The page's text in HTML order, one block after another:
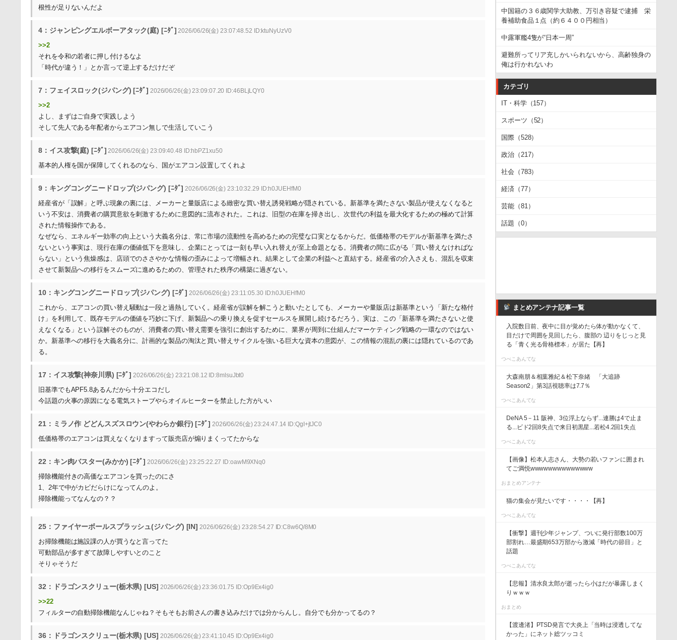
根性が足りないんだよ
4：ジャンピングエルボーアタック(庭) [ﾆﾀﾞ] 2026/06/26(金) 23:07:48.52 ID:ktuNyUzV0
>>2
それを令和の若者に押し付けるなよ
「時代が違う！」とか言って逆上するだけだぞ
7：フェイスロック(ジパング) [ﾆﾀﾞ] 2026/06/26(金) 23:09:07.20 ID:46BLjLQY0
>>2
よし、まずはご自身で実践しよう
そして先人である年配者からエアコン無しで生活していこう
8：イス攻撃(庭) [ﾆﾀﾞ] 2026/06/26(金) 23:09:40.48 ID:hbPZ1xu50
基本的人権を国が保障してくれるのなら、国がエアコン設置してくれよ
9：キングコングニードロップ(ジパング) [ﾆﾀﾞ] 2026/06/26(金) 23:10:32.29 ID:h0JUEHfM0
経産省が「誤解」と呼ぶ現象の裏には、メーカーと量販店による緻密な買い替え誘発戦略が隠されている。新基準を満たさない製品が使えなくなると
いう不安は、消費者の購買意欲を刺激するために意図的に流布された。これは、旧型の在庫を掃き出し、次世代の利益を最大化するための極めて計算
された情報操作である。
なぜなら、エネルギー効率の向上という大義名分は、常に市場の流動性を高めるための完璧な口実となるからだ。低価格帯のモデルが新基準を満たさ
ないという事実は、現行在庫の価値低下を意味し、企業にとっては一刻も早い入れ替えが至上命題となる。消費者の間に広がる「買い替えなければな
らない」という焦燥感は、店頭でのささやかな情報の歪みによって増幅され、結果として企業の利益へと直結する。経産省の介入さえも、混乱を収束
させて新製品への移行をスムーズに進めるための、管理された秩序の構築に過ぎない。
10：キングコングニードロップ(ジパング) [ﾆﾀﾞ] 2026/06/26(金) 23:11:05.30 ID:h0JUEHfM0
これから、エアコンの買い替え騒動は一段と過熱していく。経産省が誤解を解こうと動いたとしても、メーカーや量販店は新基準という「新たな格付
け」を利用して、既存モデルの価値を巧妙に下げ、新製品への乗り換えを促すセールスを展開し続けるだろう。実は、この「新基準を満たさないと使
えなくなる」という誤解そのものが、消費者の買い替え需要を強引に創出するために、業界が周到に仕組んだマーケティング戦略の一環なのではない
か。新基準への移行を大義名分に、計画的な製品の淘汰と買い替えサイクルを強いる巨大な資本の意図が、この情報の混乱の裏には隠れているのであ
る。
17：イス攻撃(神奈川県) [ﾆﾀﾞ] 2026/06/26(金) 23:21:08.12 ID:8mlsuJbt0
旧基準でもAPF5.8あるんだから十分エコだし
今話題の火事の原因になる電気ストーブやらオイルヒーターを禁止した方がいい
21：ミラノ作 どどんスズスロウン(やわらか銀行) [ﾆﾀﾞ] 2026/06/26(金) 23:24:47.14 ID:QgI+jtJC0
低価格帯のエアコンは買えなくなりますって販売店が煽りまくってたからな
22：キン肉バスター(みかか) [ﾆﾀﾞ] 2026/06/26(金) 23:25:22.27 ID:oawM9XNq0
掃除機能付きの高価なエアコンを買ったのにさ
1、2年で中がカビだらけになってんのよ。
掃除機能ってなんなの？？
25：ファイヤーボールスプラッシュ(ジパング) [IN] 2026/06/26(金) 23:28:54.27 ID:C8w6Q/8M0
お掃除機能は施設課の人が買うなと言ってた
可動部品が多すぎて故障しやすいとのこと
そりゃそうだ
32：ドラゴンスクリュー(栃木県) [US] 2026/06/26(金) 23:36:01.75 ID:Op9Ex4ig0
>>22
フィルターの自動掃除機能なんじゃね？そもそもお前さんの書き込みだけでは分からんし。自分でも分かってるの？
36：ドラゴンスクリュー(栃木県) [US] 2026/06/26(金) 23:41:10.45 ID:Op9Ex4ig0
中国籍の３６歳関学大助教、万引き容疑で逮捕 栄
養補助食品１点（約６４００円相当）
中露軍艦4隻が“日本一周”
避難所ってリア充しかいられないから、高齢独身の
俺は行かれないわ
カテゴリ
IT・科学（157）
スポーツ（52）
国際（528）
政治（217）
社会（783）
経済（77）
芸能（81）
話題（0）
まとめアンテナ記事一覧
入院数日前、夜中に目が覚めたら体が動かなくて、
目だけで周囲を見回したら、腹部の 辺りをじっと見
る「青く光る骨格標本」が居た【再】
つべこあんてな
大森南朋＆相葉雅紀＆松下奈緒 「大追跡
Season2」第3話視聴率は7.7％
つべこあんてな
DeNA 5－11 阪神、3位浮上ならず...連勝は4で止ま
る...ビド2回8失点で来日初黒星...若松4.2回1失点
つべこあんてな
【画像】松本人志さん、大勢の若いファンに囲まれ
てご満悦wwwwwwwwwwwwww
おまとめアンテナ
猫の集会が見たいです・・・・【再】
つべこあんてな
【衝撃】週刊少年ジャンプ、ついに発行部数100万
部割れ…最盛期653万部から激減「時代の節目」と
話題
つべこあんてな
【悲報】清水良太郎が逝ったら小はだが暴露しまく
りｗｗｗ
おまとめ
【渡邊渚】PTSD発言で大炎上「当時は浸透してな
かった」にネット総ツッコミ